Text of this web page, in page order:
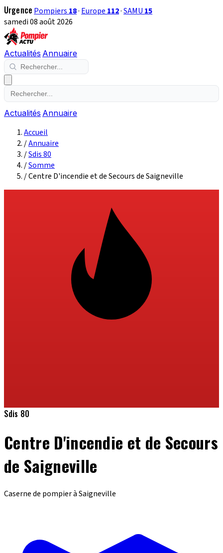
Urgence Pompiers 18· Europe 112·SAMU 15
samedi 08 août 2026
Actualités Annuaire
Actualités Annuaire
Accueil
/Annuaire
/Sdis 80
/Somme
/Centre D'incendie et de Secours de Saigneville
Sdis 80
Centre D'incendie et de Secours
de Saigneville
Caserne de pompier à Saigneville